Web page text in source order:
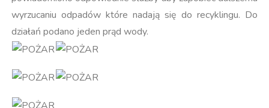
wyrzucaniu odpadów które nadają się do recyklingu. Do
działań podano jeden prąd wody.